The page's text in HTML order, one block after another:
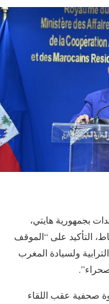
بجمهورية هايتي،
التأكيد على “الموقف
ولسيادة المغرب
صحفية عقب اللقاء